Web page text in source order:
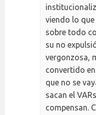
viendo lo que
sobre todo
su no
vergonzosa,
convertido
que no se
sacan el
compensan.